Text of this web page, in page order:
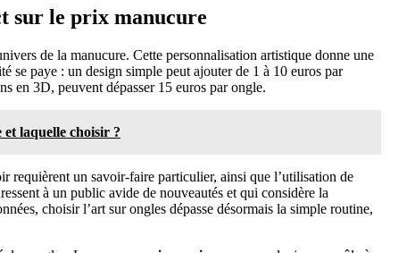
sur le prix manucure
de la manucure. Cette personnalisation artistique donne une
se paye : un design simple peut ajouter de 1 à 10 euros par
en 3D, peuvent dépasser 15 euros par ongle.
laquelle choisir ?
requièrent un savoir-faire particulier, ainsi que l’utilisation de
à un public avide de nouveautés et qui considère la
choisir l’art sur ongles dépasse désormais la simple routine,